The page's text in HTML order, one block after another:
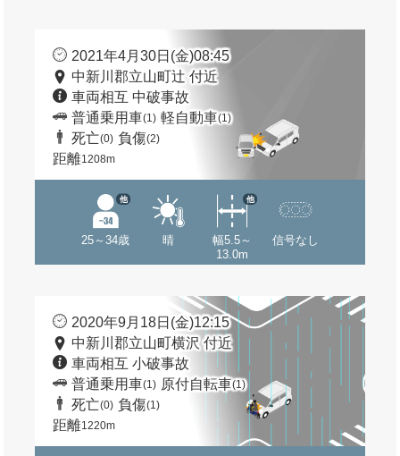
2021年4月30日(金)08:45
中新川郡立山町辻 付近
車両相互 中破事故
普通乗用車(1) 軽自動車(1)
死亡(0) 負傷(2)
距離1208m
25～34歳
他
晴
幅5.5～
13.0m
他
信号なし
2020年9月18日(金)12:15
中新川郡立山町横沢 付近
車両相互 小破事故
普通乗用車(1) 原付自転車(1)
死亡(0) 負傷(1)
距離1220m